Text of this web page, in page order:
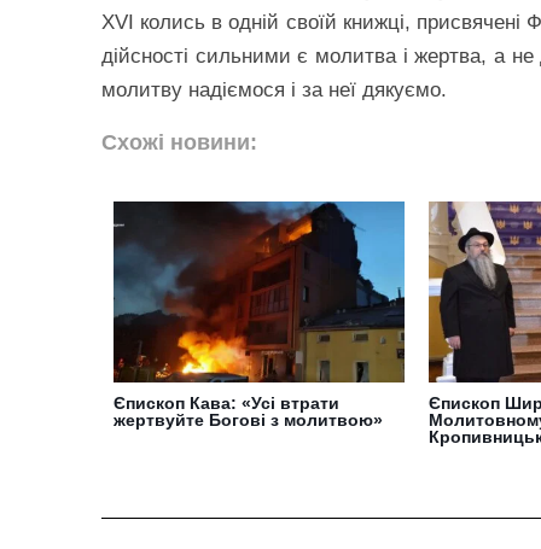
XVI колись в одній своїй книжці,
дійсності сильними є молитва і жертва, а
молитву надіємося і за неї дякуємо.
Схожі новини:
Єпископ Кава: «Усі втрати
жертвуйте Богові з молитвою»
Єпископ